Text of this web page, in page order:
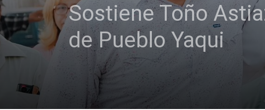
Sostiene Toño
de Pueblo Yaqui